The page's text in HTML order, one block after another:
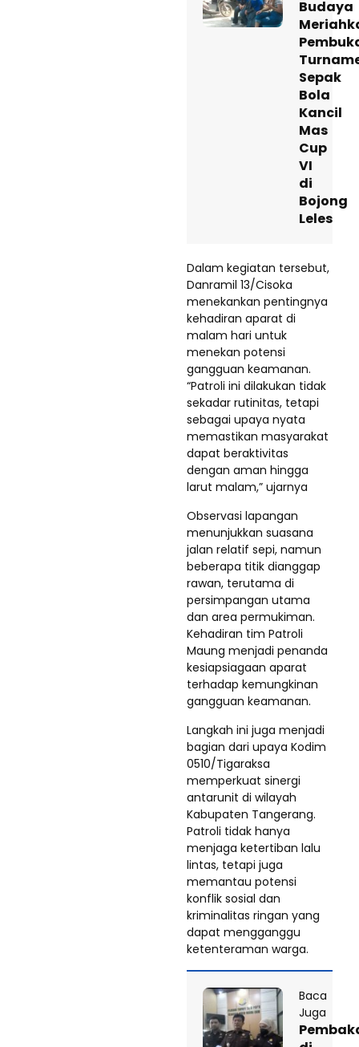
Budaya
Sepak
Bola
Kancil
Mas
Cup
VI
di
Bojong
Leles
Dalam kegiatan tersebut,
Danramil 13/Cisoka
menekankan pentingnya
kehadiran aparat di
malam hari untuk
menekan potensi
gangguan keamanan.
“Patroli ini dilakukan tidak
sekadar rutinitas, tetapi
sebagai upaya nyata
memastikan masyarakat
dapat beraktivitas
dengan aman hingga
larut malam,” ujarnya
Observasi lapangan
menunjukkan suasana
jalan relatif sepi, namun
beberapa titik dianggap
rawan, terutama di
persimpangan utama
dan area permukiman.
Kehadiran tim Patroli
Maung menjadi penanda
kesiapsiagaan aparat
terhadap kemungkinan
gangguan keamanan.
Langkah ini juga menjadi
bagian dari upaya Kodim
0510/Tigaraksa
memperkuat sinergi
antarunit di wilayah
Kabupaten Tangerang.
Patroli tidak hanya
menjaga ketertiban lalu
lintas, tetapi juga
memantau potensi
konflik sosial dan
kriminalitas ringan yang
dapat mengganggu
ketenteraman warga.
Baca
Juga